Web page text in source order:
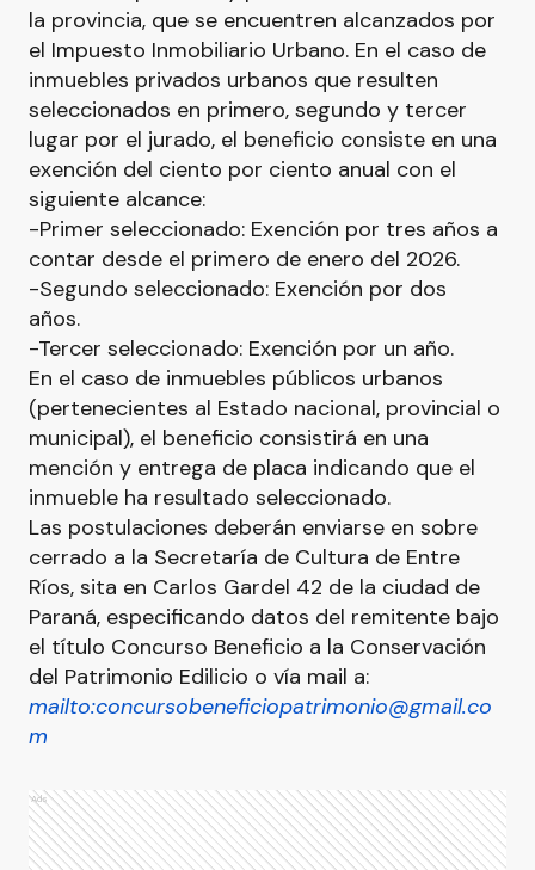
la provincia, que se encuentren alcanzados por
el Impuesto Inmobiliario Urbano. En el caso de
inmuebles privados urbanos que resulten
seleccionados en primero, segundo y tercer
lugar por el jurado, el beneficio consiste en una
exención del ciento por ciento anual con el
siguiente alcance:
-Primer seleccionado: Exención por tres años a
contar desde el primero de enero del 2026.
-Segundo seleccionado: Exención por dos
años.
-Tercer seleccionado: Exención por un año.
En el caso de inmuebles públicos urbanos
(pertenecientes al Estado nacional, provincial o
municipal), el beneficio consistirá en una
mención y entrega de placa indicando que el
inmueble ha resultado seleccionado.
Las postulaciones deberán enviarse en sobre
cerrado a la Secretaría de Cultura de Entre
Ríos, sita en Carlos Gardel 42 de la ciudad de
Paraná, especificando datos del remitente bajo
el título Concurso Beneficio a la Conservación
del Patrimonio Edilicio o vía mail a:
mailto:concursobeneficiopatrimonio@gmail.co
m
Ads